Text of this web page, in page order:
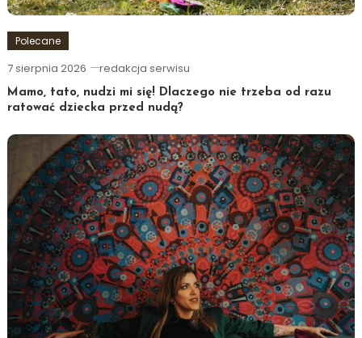
Polecane
7 sierpnia 2026 redakcja serwisu
Mamo, tato, nudzi mi się! Dlaczego nie trzeba od razu
ratować dziecka przed nudą?